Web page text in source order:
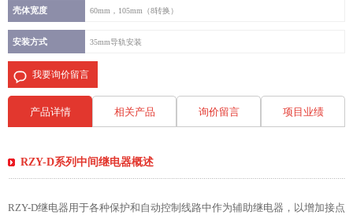
壳体宽度 60mm，105mm（8转换）
安装方式 35mm导轨安装
我要询价留言
产品详情 相关产品 询价留言 项目业绩
RZY-D系列中间继电器概述
RZY-D继电器用于各种保护和自动控制线路中作为辅助继电器，以增加接点